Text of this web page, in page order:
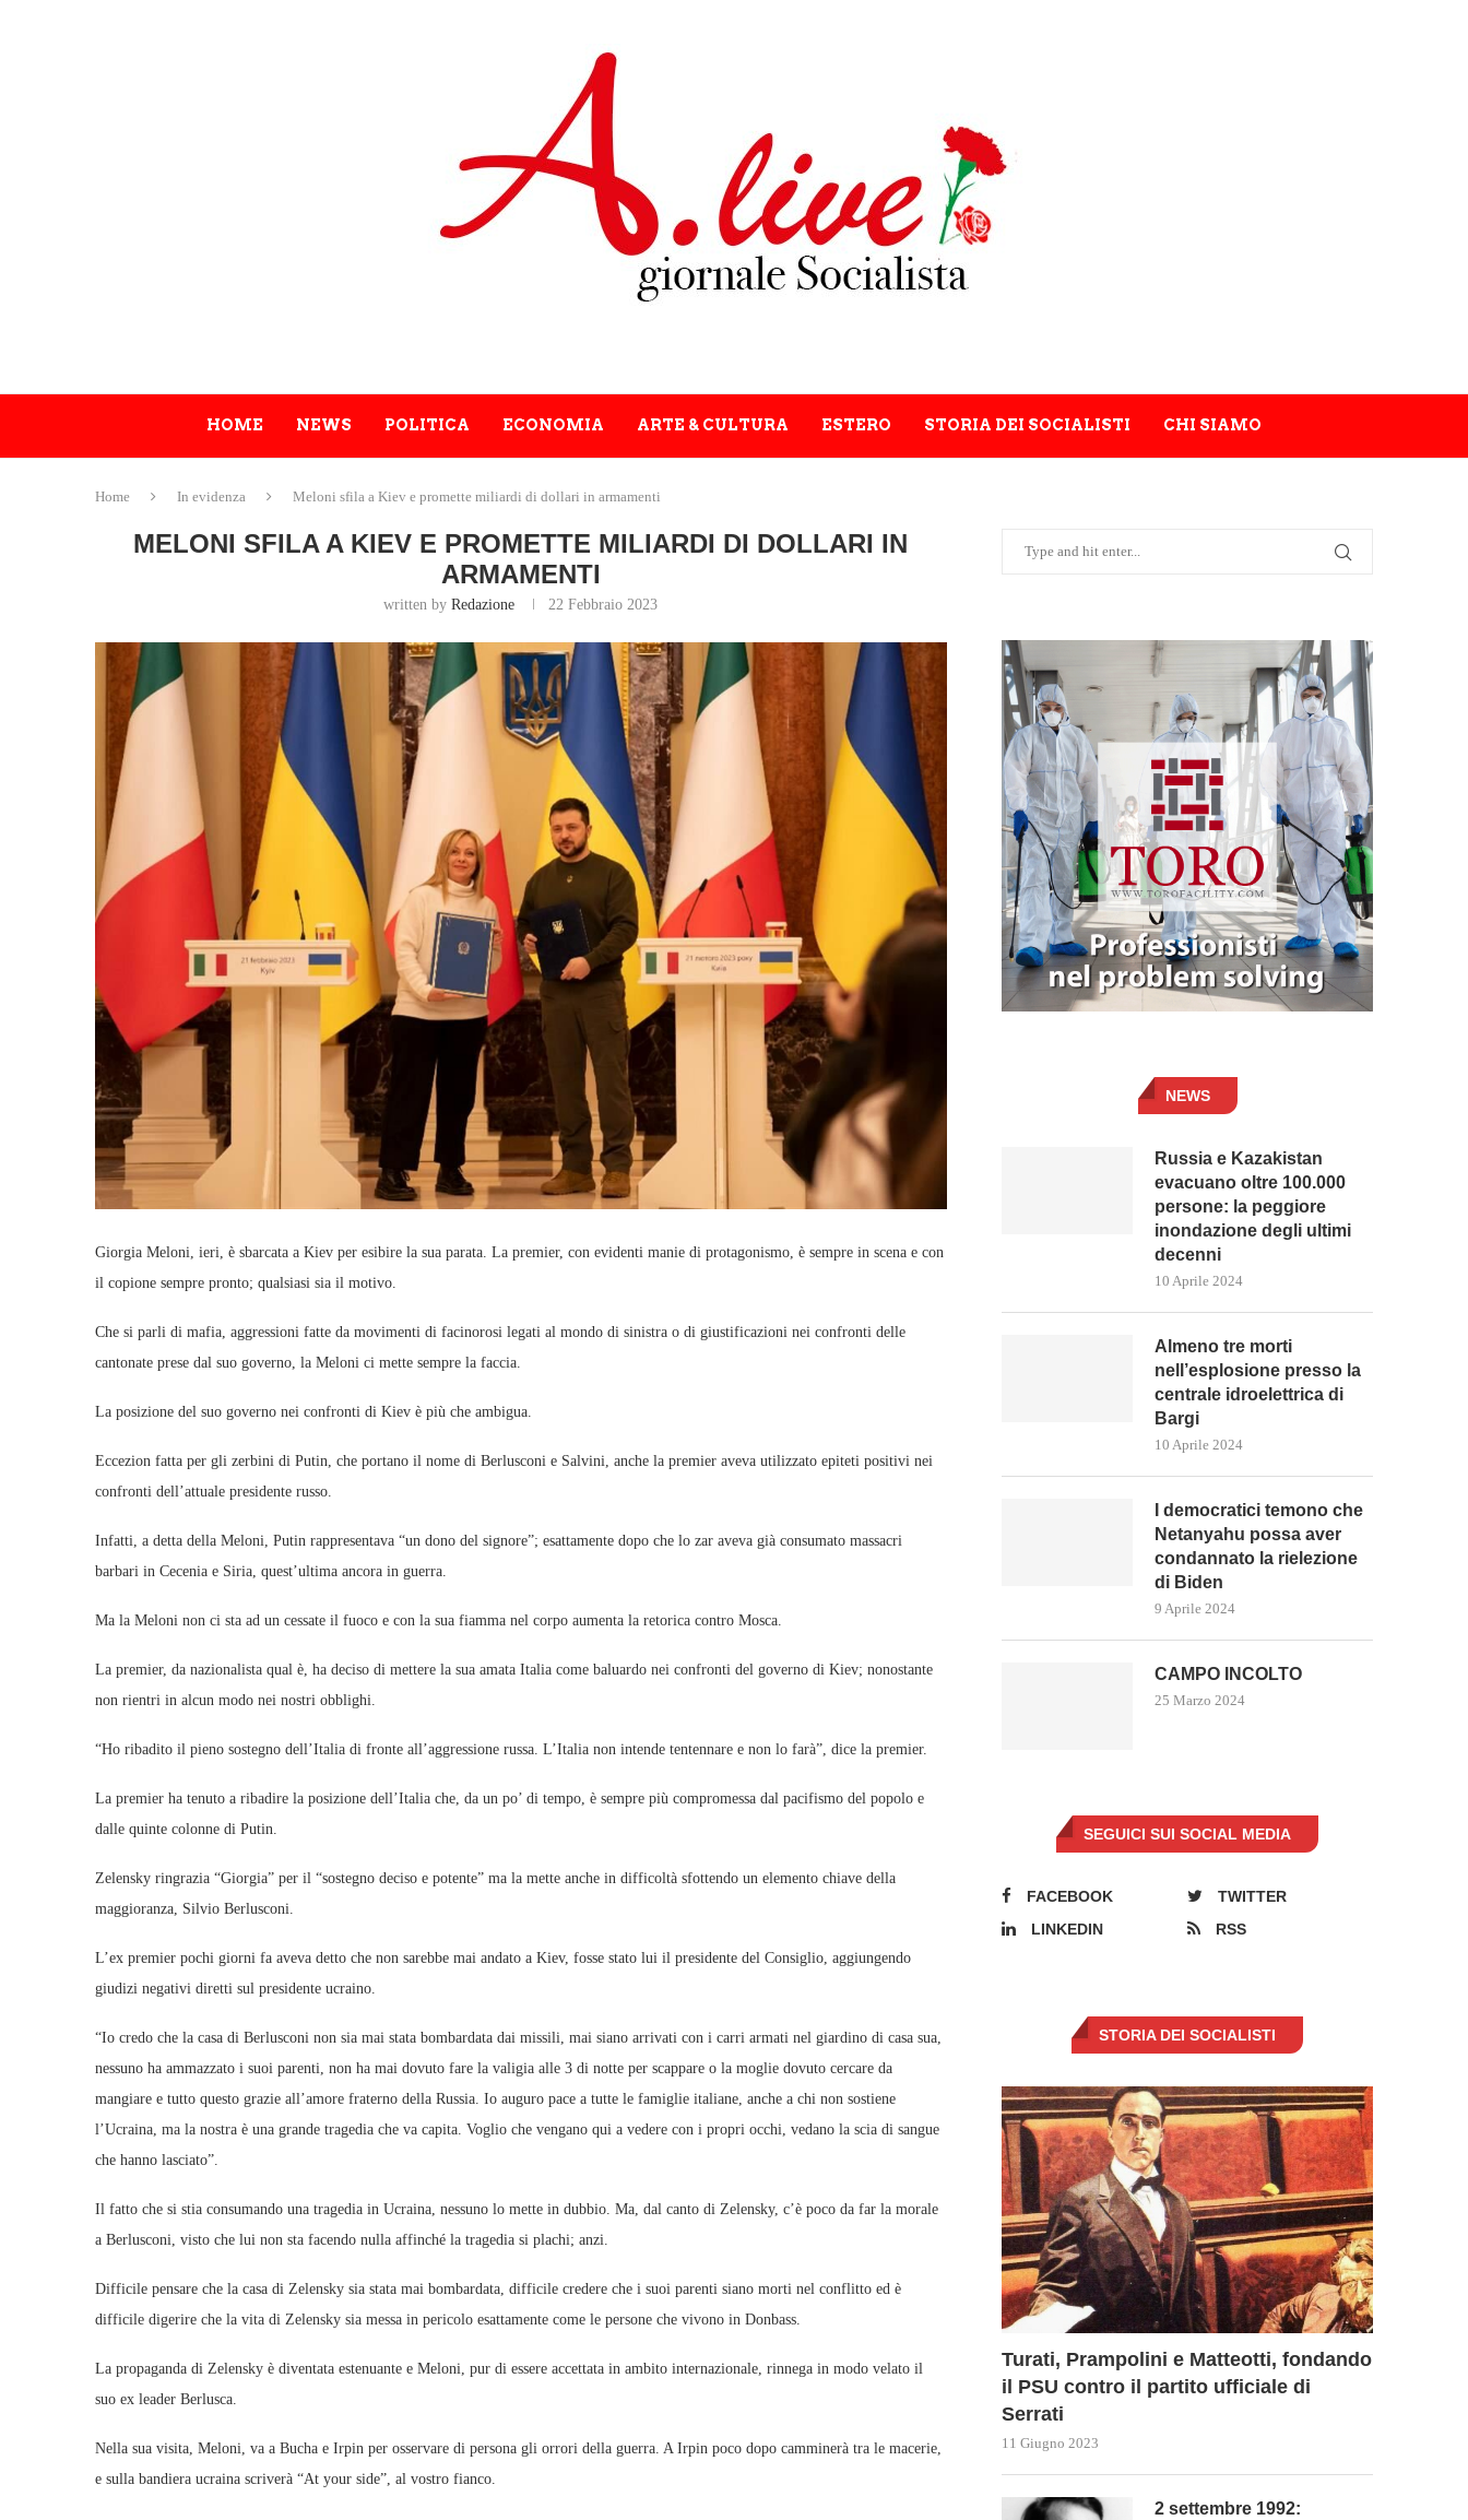
HOME NEWS POLITICA ECONOMIA ARTE & CULTURA ESTERO STORIA DEI SOCIALISTI CHI SIAMO
Home In evidenza Meloni sfila a Kiev e promette miliardi di dollari in armamenti
MELONI SFILA A KIEV E PROMETTE MILIARDI DI DOLLARI IN
ARMAMENTI
written byRedazione 22 Febbraio 2023
Giorgia Meloni, ieri, è sbarcata a Kiev per esibire la sua parata. La premier, con evidenti manie di protagonismo, è sempre in scena e con
il copione sempre pronto; qualsiasi sia il motivo.
Che si parli di mafia, aggressioni fatte da movimenti di facinorosi legati al mondo di sinistra o di giustificazioni nei confronti delle
cantonate prese dal suo governo, la Meloni ci mette sempre la faccia.
La posizione del suo governo nei confronti di Kiev è più che ambigua.
Eccezion fatta per gli zerbini di Putin, che portano il nome di Berlusconi e Salvini, anche la premier aveva utilizzato epiteti positivi nei
confronti dell’attuale presidente russo.
Infatti, a detta della Meloni, Putin rappresentava “un dono del signore”; esattamente dopo che lo zar aveva già consumato massacri
barbari in Cecenia e Siria, quest’ultima ancora in guerra.
Ma la Meloni non ci sta ad un cessate il fuoco e con la sua fiamma nel corpo aumenta la retorica contro Mosca.
La premier, da nazionalista qual è, ha deciso di mettere la sua amata Italia come baluardo nei confronti del governo di Kiev; nonostante
non rientri in alcun modo nei nostri obblighi.
“Ho ribadito il pieno sostegno dell’Italia di fronte all’aggressione russa. L’Italia non intende tentennare e non lo farà”, dice la premier.
La premier ha tenuto a ribadire la posizione dell’Italia che, da un po’ di tempo, è sempre più compromessa dal pacifismo del popolo e
dalle quinte colonne di Putin.
Zelensky ringrazia “Giorgia” per il “sostegno deciso e potente” ma la mette anche in difficoltà sfottendo un elemento chiave della
maggioranza, Silvio Berlusconi.
L’ex premier pochi giorni fa aveva detto che non sarebbe mai andato a Kiev, fosse stato lui il presidente del Consiglio, aggiungendo
giudizi negativi diretti sul presidente ucraino.
“Io credo che la casa di Berlusconi non sia mai stata bombardata dai missili, mai siano arrivati con i carri armati nel giardino di casa sua,
nessuno ha ammazzato i suoi parenti, non ha mai dovuto fare la valigia alle 3 di notte per scappare o la moglie dovuto cercare da
mangiare e tutto questo grazie all’amore fraterno della Russia. Io auguro pace a tutte le famiglie italiane, anche a chi non sostiene
l’Ucraina, ma la nostra è una grande tragedia che va capita. Voglio che vengano qui a vedere con i propri occhi, vedano la scia di sangue
che hanno lasciato”.
Il fatto che si stia consumando una tragedia in Ucraina, nessuno lo mette in dubbio. Ma, dal canto di Zelensky, c’è poco da far la morale
a Berlusconi, visto che lui non sta facendo nulla affinché la tragedia si plachi; anzi.
Difficile pensare che la casa di Zelensky sia stata mai bombardata, difficile credere che i suoi parenti siano morti nel conflitto ed è
difficile digerire che la vita di Zelensky sia messa in pericolo esattamente come le persone che vivono in Donbass.
La propaganda di Zelensky è diventata estenuante e Meloni, pur di essere accettata in ambito internazionale, rinnega in modo velato il
suo ex leader Berlusca.
Nella sua visita, Meloni, va a Bucha e Irpin per osservare di persona gli orrori della guerra. A Irpin poco dopo camminerà tra le macerie,
e sulla bandiera ucraina scriverà “At your side”, al vostro fianco.
NEWS
Russia e Kazakistan
evacuano oltre 100.000
persone: la peggiore
inondazione degli ultimi
decenni
10 Aprile 2024
Almeno tre morti
nell’esplosione presso la
centrale idroelettrica di
Bargi
10 Aprile 2024
I democratici temono che
Netanyahu possa aver
condannato la rielezione
di Biden
9 Aprile 2024
CAMPO INCOLTO
25 Marzo 2024
SEGUICI SUI SOCIAL MEDIA
FACEBOOK
TWITTER
LINKEDIN
RSS
STORIA DEI SOCIALISTI
Turati, Prampolini e Matteotti, fondando
il PSU contro il partito ufficiale di
Serrati
11 Giugno 2023
2 settembre 1992: